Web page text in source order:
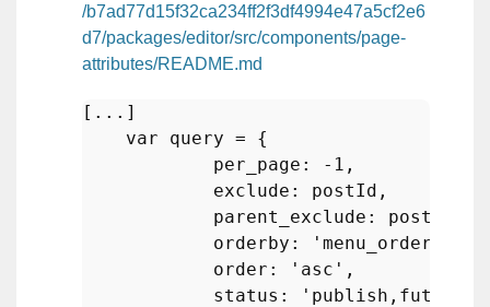
/b7ad77d15f32ca234ff2f3df4994e47a5cf2e6
d7/packages/editor/src/components/page-
attributes/README.md
[...]
var query = {
            per_page: -
1 ,
            exclude: postId,
            parent_exclude: postId,
            orderby:
'menu_order'
            order:
'asc' ,
            status: